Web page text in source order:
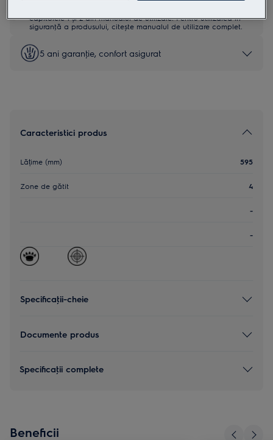
capitolele 1 și 2 din manualul de utilizare. Pentru utilizarea în
siguranţă a produsului, citește manualul de utilizare complet.
5 ani garanţie, confort asigurat
Caracteristici produs
Lățime (mm) 595
Zone de gătit 4
-
-
Specificaţii-cheie
Documente produs
Specificaţii complete
Beneficii